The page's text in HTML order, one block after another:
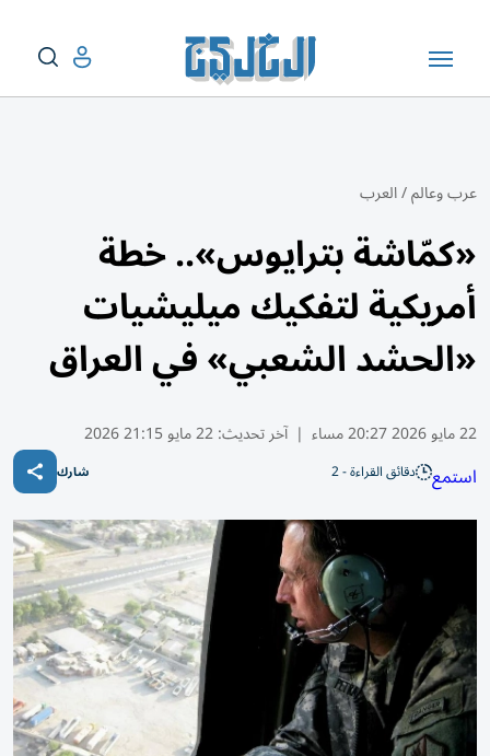
عرب وعالم/العرب
«كمّاشة بترايوس».. خطة
أمريكية لتفكيك ميليشيات
«الحشد الشعبي» في العراق
22 مايو 2026 20:27 مساء | آخر تحديث:22 مايو 21:15 2026
استمع دقائق القراءة - 2 شارك